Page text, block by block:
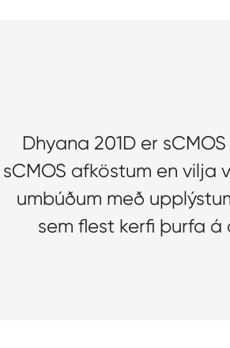
Dhyana 201D er
sCMOS afköstum en vilja
umbúðum með
sem flest kerfi þurfa